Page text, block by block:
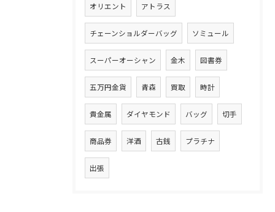
オリエント アトラス
チェーンショルダーバッグ ソミュール
スーパーオーシャン 金木 図書券
五万円金貨 青森 買取 時計
貴金属 ダイヤモンド バッグ 切手
商品券 洋酒 古銭 プラチナ
出張